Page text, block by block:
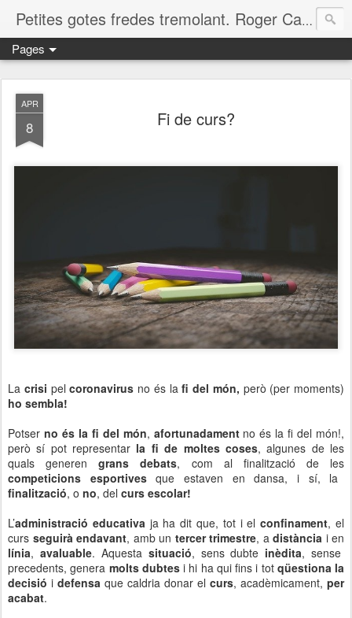
Petites gotes fredes tremolant. Roger Casero Gumbau. Girona
Pages
APR
8 Fi de curs?
La crisi pelcoronavirus no és lafi del món, però (per moments)
ho sembla!
Potser no és la fi del món, afortunadament no és la fi del món!,
però sí pot representar la fi de moltes coses, algunes de les
quals generengrans debats, com al finalització de les
competicions esportivesque estaven en dansa, i sí, la
finalització, o no, del curs escolar!
L’administració educativa ja ha dit que, tot i elconfinament, el
curs seguirà endavant, amb un tercer trimestre, a distància i en
línia, avaluable. Aquesta situació, sens dubte inèdita, sense
precedents, genera molts dubtesi hi ha qui fins i totqüestiona la
decisió i defensa que caldria donar el curs, acadèmicament, per
acabat.